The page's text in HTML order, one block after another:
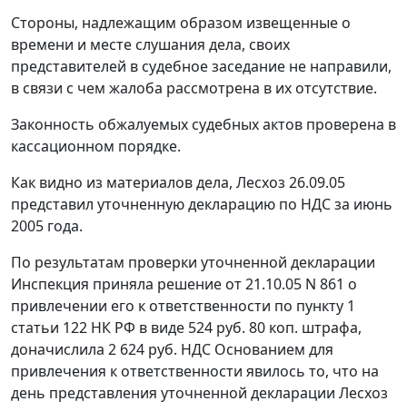
Стороны, надлежащим образом извещенные о
времени и месте слушания дела, своих
представителей в судебное заседание не направили,
в связи с чем жалоба рассмотрена в их отсутствие.
Законность обжалуемых судебных актов проверена в
кассационном порядке.
Как видно из материалов дела, Лесхоз 26.09.05
представил уточненную декларацию по НДС за июнь
2005 года.
По результатам проверки уточненной декларации
Инспекция приняла решение от 21.10.05 N 861 о
привлечении его к ответственности по пункту 1
статьи 122 НК РФ в виде 524 руб. 80 коп. штрафа,
доначислила 2 624 руб. НДС Основанием для
привлечения к ответственности явилось то, что на
день представления уточненной декларации Лесхоз